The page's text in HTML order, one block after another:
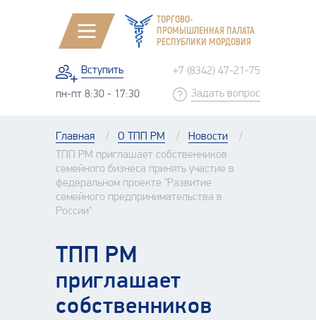
ТОРГОВО-
ПРОМЫШЛЕННАЯ ПАЛАТА
РЕСПУБЛИКИ МОРДОВИЯ
Вступить +7 (8342) 47-21-75
пн-пт 8:30 - 17:30 Задать вопрос
Главная О ТПП РМ
Новости
ТПП РМ приглашает собственников
семейного бизнеса принять участие в
федеральном проекте "Развитие
семейного предпринимательства в
России"
ТПП РМ
приглашает
собственников